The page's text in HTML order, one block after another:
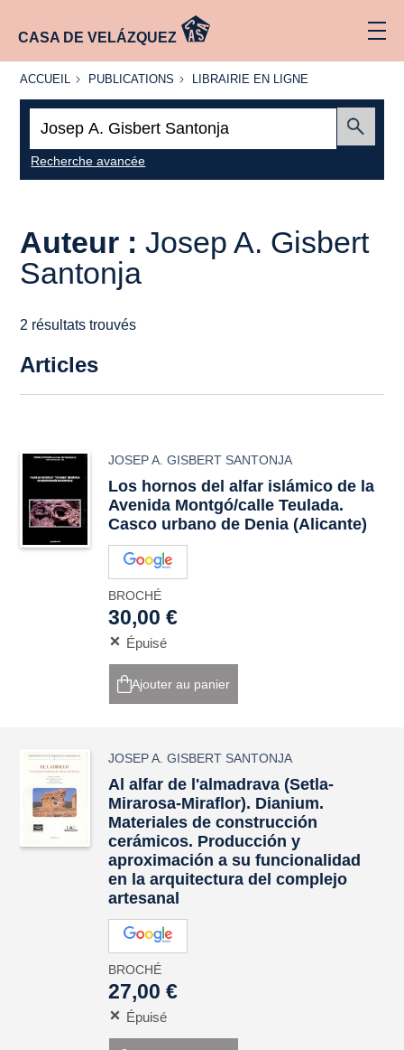
CASA DE VELÁZQUEZ
ACCUEIL
ACCUEIL PUBLICATIONS
PUBLICATIONS
LIBRAIRIE
LIBRAIRIE EN LIGNE
Recherche avancée
Auteur :Josep A. Gisbert
Santonja
2 résultats trouvés
Articles
JOSEP A. GISBERT SANTONJA
Los hornos del alfar islámico de la
Avenida Montgó/calle Teulada.
Casco urbano de Denia (Alicante)
BROCHÉ
30,00 €
Épuisé
Ajouter au panier
JOSEP A. GISBERT SANTONJA
Al alfar de l'almadrava (Setla-
Mirarosa-Miraflor). Dianium.
Materiales de construcción
cerámicos. Producción y
aproximación a su funcionalidad
en la arquitectura del complejo
artesanal
BROCHÉ
27,00 €
Épuisé